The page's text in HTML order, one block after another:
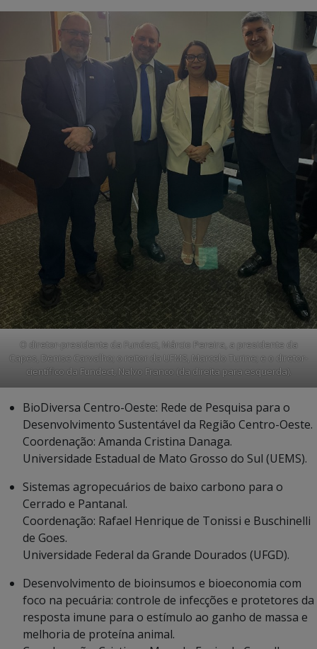
O diretor-presidente da Fundect, Márcio Pereira, a presidente da
Capes, Denise Carvalho; o reitor da UFMS, Marcelo Turine; e o diretor-
científico da Fundect, Nalvo Franco (da direita para esquerda).
BioDiversa Centro-Oeste: Rede de Pesquisa para o
Desenvolvimento Sustentável da Região Centro-Oeste.
Coordenação: Amanda Cristina Danaga.
Universidade Estadual de Mato Grosso do Sul (UEMS).
Sistemas agropecuários de baixo carbono para o
Cerrado e Pantanal.
Coordenação: Rafael Henrique de Tonissi e Buschinelli
de Goes.
Universidade Federal da Grande Dourados (UFGD).
Desenvolvimento de bioinsumos e bioeconomia com
foco na pecuária: controle de infecções e protetores da
resposta imune para o estímulo ao ganho de massa e
melhoria de proteína animal.